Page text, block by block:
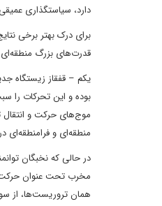
دارد، سیاستگذاری
برای درک بهتر برخی
قدرت‌های بزرگ
یکم – قفقاز زیستگاه
بوده و این تحرکات را
موج‌های حرکت و انتقال
منطقه‌ای و فرامنطقه‌ای
در حالی که نخبگان
مخرب تحت عنوان حرکت
همان تروریست‌ها، از